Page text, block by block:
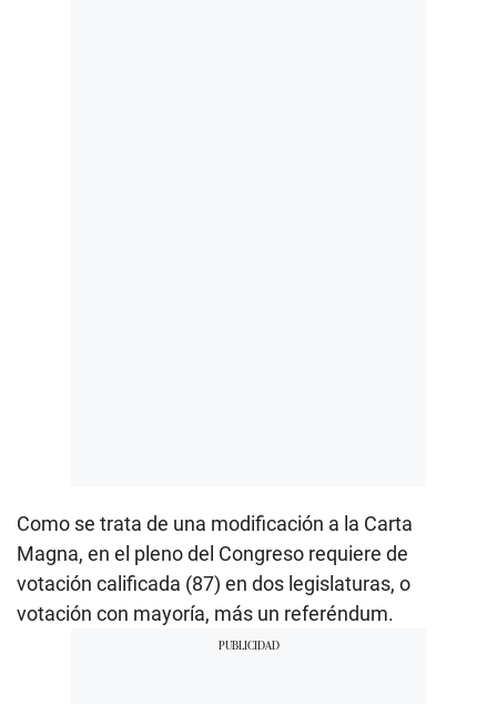
Como se trata de una modificación a la Carta
Magna, en el pleno del Congreso requiere de
votación calificada (87) en dos legislaturas, o
votación con mayoría, más un referéndum.